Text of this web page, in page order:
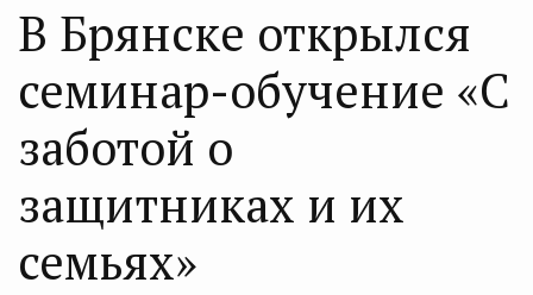
В Брянске открылся
семинар-обучение «С
заботой о
защитниках и их
семьях»